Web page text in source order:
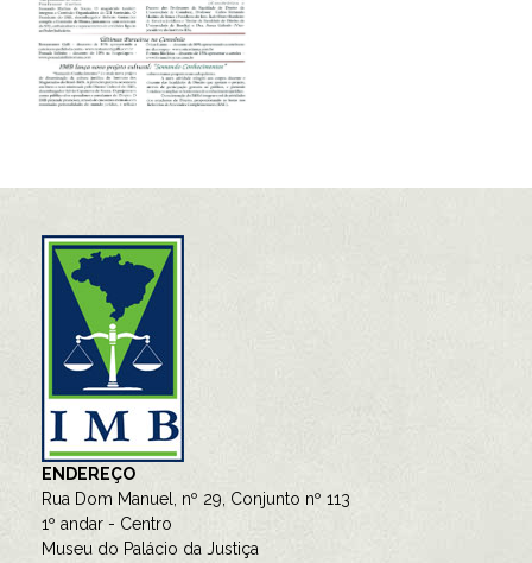
ENDEREÇO
Rua Dom Manuel, nº 29, Conjunto nº 113
1º andar - Centro
Museu do Palácio da Justiça